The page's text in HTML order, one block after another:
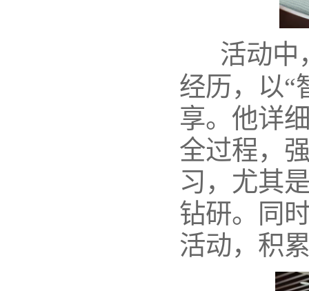
活动中
经历，以“
享。他详
全过程，
习，尤其
钻研。同
活动，积